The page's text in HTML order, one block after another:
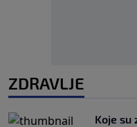
ZDRAVLJE
Koje su